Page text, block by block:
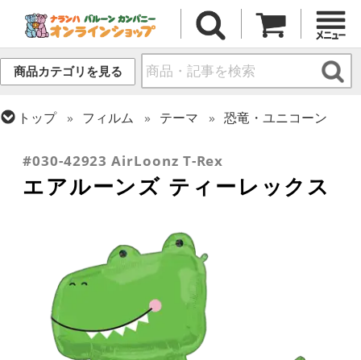
商品カテゴリを見る
トップ フィルム テーマ
恐竜・ユニコーン
エアー・スタンディング(空気自立型) バルーン
#030-42923 AirLoonz T-Rex
エアルーンズ ティーレックス